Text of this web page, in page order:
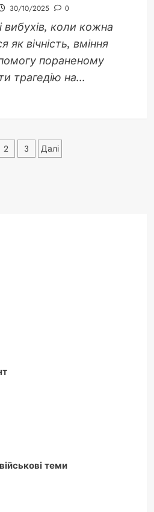
30/10/2025 0
вибухів, коли кожна
як вічність, вміння
пораненому
трагедію на...
2 3 Далі
теми